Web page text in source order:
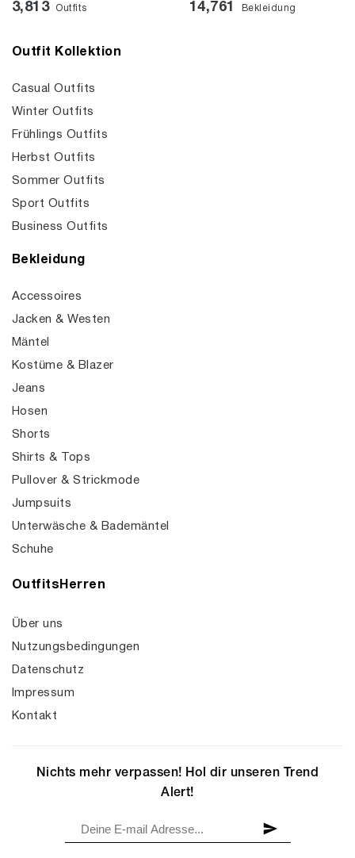
3,813 Outfits 14,761 Bekleidung
Outfit Kollektion
Casual Outfits
Winter Outfits
Frühlings Outfits
Herbst Outfits
Sommer Outfits
Sport Outfits
Business Outfits
Bekleidung
Accessoires
Jacken & Westen
Mäntel
Kostüme & Blazer
Jeans
Hosen
Shorts
Shirts & Tops
Pullover & Strickmode
Jumpsuits
Unterwäsche & Bademäntel
Schuhe
OutfitsHerren
Über uns
Nutzungsbedingungen
Datenschutz
Impressum
Kontakt
Nichts mehr verpassen! Hol dir unseren Trend
Alert!